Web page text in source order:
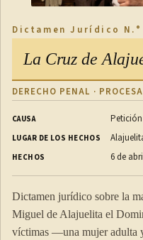
Dictamen Jurídico N.°
La Cruz de
DERECHO PENAL ·
CAUSA Petición
LUGAR DE LOS HECHOS
HECHOS 6 de
Dictamen jurídico sobre la
Miguel de Alajuelita el
víctimas —una mujer adulta